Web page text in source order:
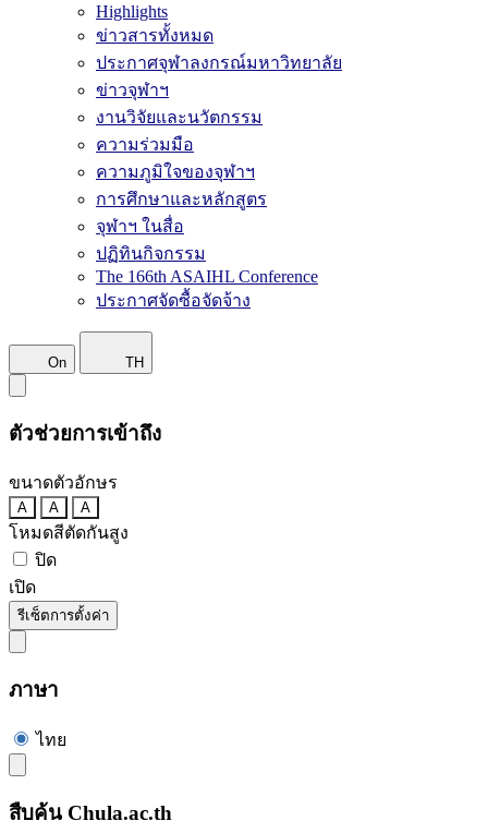
Highlights
ข่าวสารทั้งหมด
ประกาศจุฬาลงกรณ์มหาวิทยาลัย
ข่าวจุฬาฯ
งานวิจัยและนวัตกรรม
ความร่วมมือ
ความภูมิใจของจุฬาฯ
การศึกษาและหลักสูตร
จุฬาฯ ในสื่อ
ปฏิทินกิจกรรม
The 166th ASAIHL Conference
ประกาศจัดซื้อจัดจ้าง
On TH
ตัวช่วยการเข้าถึง
ขนาดตัวอักษร
A A A
โหมดสีตัดกันสูง
ปิด
เปิด
รีเซ็ตการตั้งค่า
ภาษา
ไทย
สืบค้น Chula.ac.th